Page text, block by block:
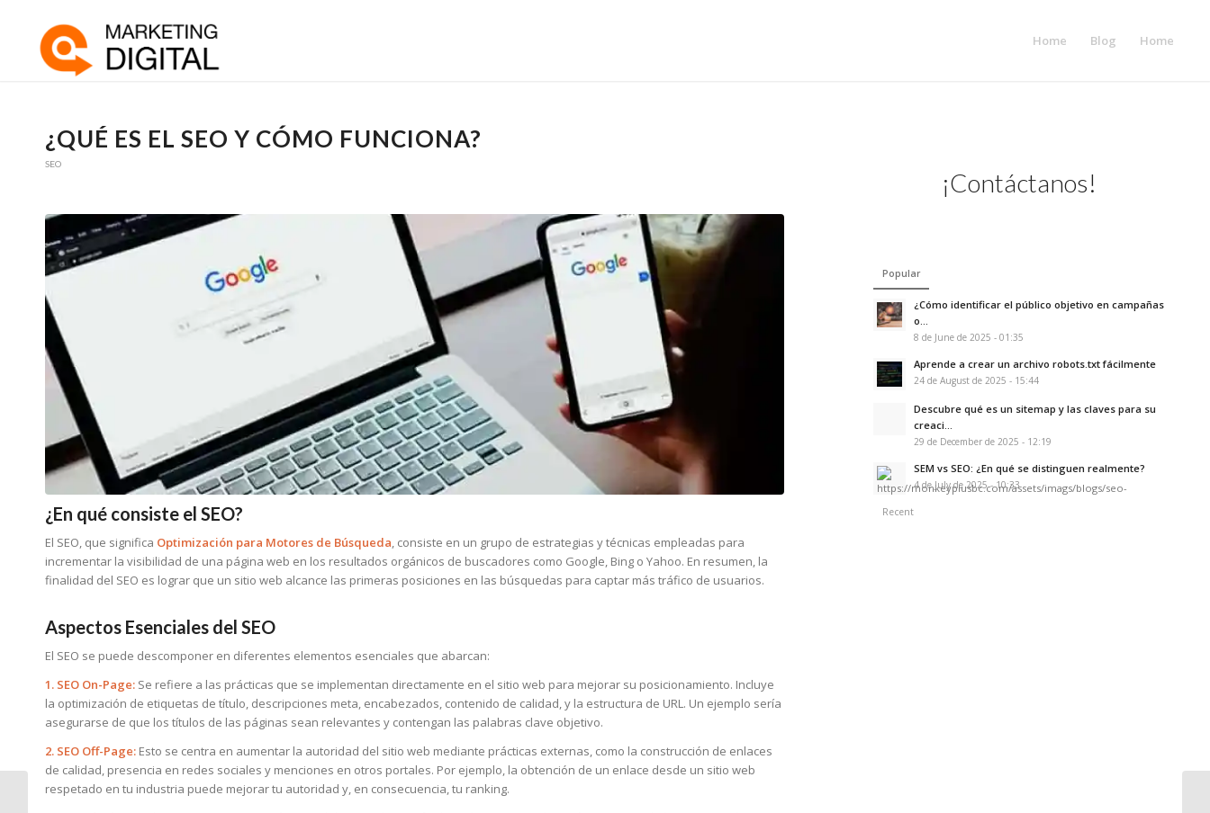
Home Blog Home
¿QUÉ ES EL SEO Y CÓMO FUNCIONA?
SEO
¿En qué consiste el SEO?
El SEO, que significa Optimización para Motores de Búsqueda, consiste en un grupo de estrategias y técnicas empleadas para
incrementar la visibilidad de una página web en los resultados orgánicos de buscadores como Google, Bing o Yahoo. En resumen, la
finalidad del SEO es lograr que un sitio web alcance las primeras posiciones en las búsquedas para captar más tráfico de usuarios.
Aspectos Esenciales del SEO
El SEO se puede descomponer en diferentes elementos esenciales que abarcan:
1. SEO On-Page: Se refiere a las prácticas que se implementan directamente en el sitio web para mejorar su posicionamiento. Incluye
la optimización de etiquetas de título, descripciones meta, encabezados, contenido de calidad, y la estructura de URL. Un ejemplo sería
asegurarse de que los títulos de las páginas sean relevantes y contengan las palabras clave objetivo.
2. SEO Off-Page: Esto se centra en aumentar la autoridad del sitio web mediante prácticas externas, como la construcción de enlaces
de calidad, presencia en redes sociales y menciones en otros portales. Por ejemplo, la obtención de un enlace desde un sitio web
respetado en tu industria puede mejorar tu autoridad y, en consecuencia, tu ranking.
¡Contáctanos!
Popular
¿Cómo identificar el público objetivo en campañas
o...
8 de June de 2025 - 01:35
Aprende a crear un archivo robots.txt fácilmente
24 de August de 2025 - 15:44
Descubre qué es un sitemap y las claves para su
creaci...
29 de December de 2025 - 12:19
SEM vs SEO: ¿En qué se distinguen realmente?
4 de July de 2025 - 10:33
Recent
El rol del marketing